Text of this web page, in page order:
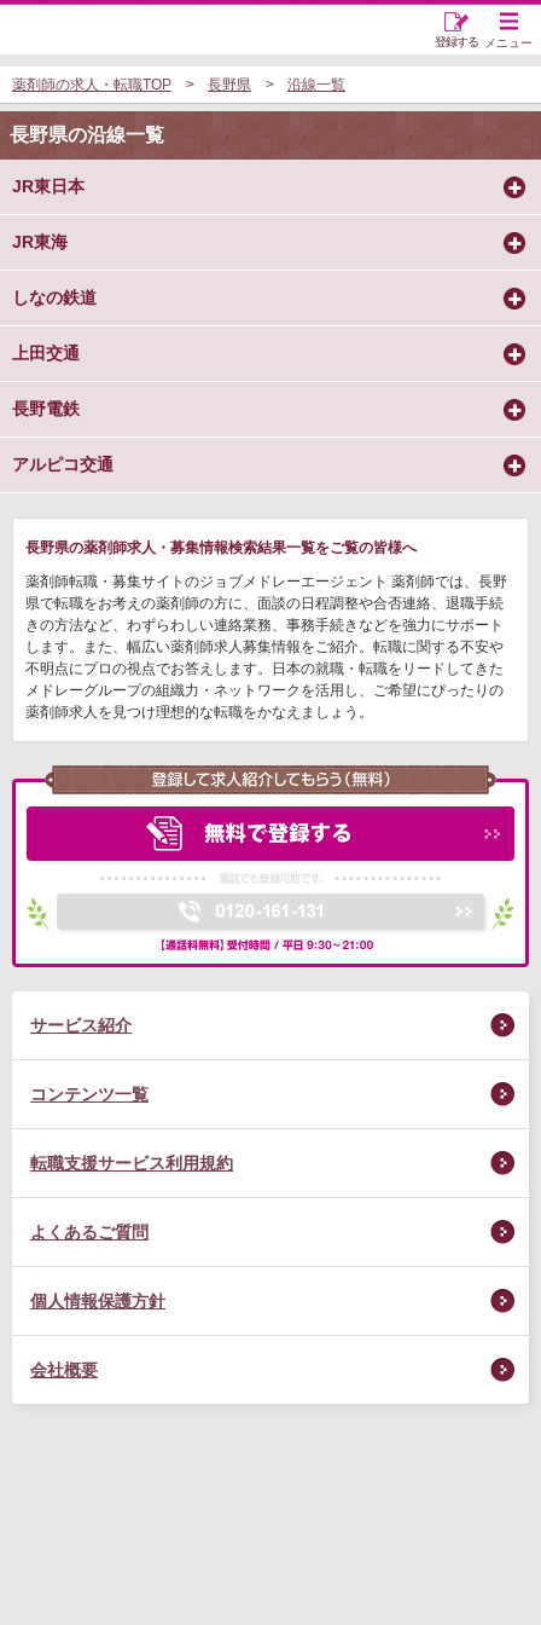
メニュー
登録する
薬剤師の求人・転職TOP 長野県 沿線一覧
長野県の沿線一覧
JR東日本
JR東海
しなの鉄道
上田交通
長野電鉄
アルピコ交通
長野県の薬剤師求人・募集情報検索結果一覧をご覧の皆様へ
薬剤師転職・募集サイトのジョブメドレーエージェント 薬剤師では、長野
県で転職をお考えの薬剤師の方に、面談の日程調整や合否連絡、退職手続
きの方法など、わずらわしい連絡業務、事務手続きなどを強力にサポート
します。また、幅広い薬剤師求人募集情報をご紹介。転職に関する不安や
不明点にプロの視点でお答えします。日本の就職・転職をリードしてきた
メドレーグループの組織力・ネットワークを活用し、ご希望にぴったりの
薬剤師求人を見つけ理想的な転職をかなえましょう。
サービス紹介
コンテンツ一覧
転職支援サービス利用規約
よくあるご質問
個人情報保護方針
会社概要